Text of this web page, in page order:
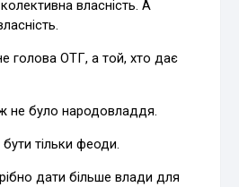
власність. А
голова ОТГ, а той, хто дає
не було народовладдя.
тільки феоди.
дати більше влади для